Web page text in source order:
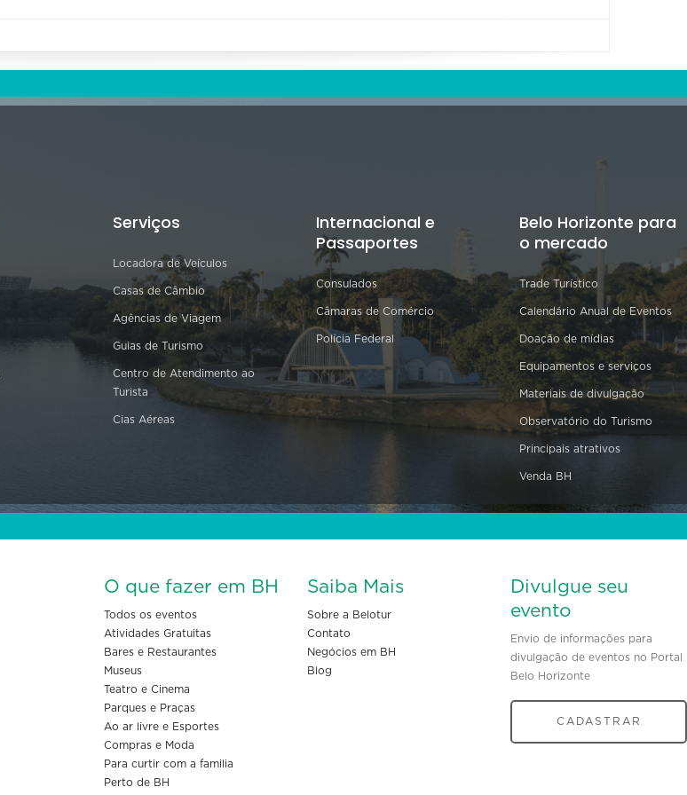
Serviços
Locadora de Veículos
Casas de Câmbio
Agências de Viagem
Guias de Turismo
Centro de Atendimento ao
Turista
Cias Aéreas
Internacional e
Passaportes
Consulados
Câmaras de Comércio
Polícia Federal
Belo Horizonte para
o mercado
Trade Turístico
Calendário Anual de Eventos
Doação de mídias
Equipamentos e serviços
Materiais de divulgação
Observatório do Turismo
Principais atrativos
Venda BH
O que fazer em BH
Todos os eventos
Atividades Gratuitas
Bares e Restaurantes
Museus
Teatro e Cinema
Parques e Praças
Ao ar livre e Esportes
Compras e Moda
Para curtir com a familia
Perto de BH
Saiba Mais
Sobre a Belotur
Contato
Negócios em BH
Blog
Divulgue seu
evento
Envio de informações para
divulgação de eventos no Portal
Belo Horizonte
CADASTRAR